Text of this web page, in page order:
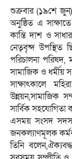
শুক্রবার (১৯শে
অনুষ্ঠিত এ
কান্তি দাশ ও
নেতৃবৃন্দ উপস্থিত
পরিচালনা পরিষদ,
সামাজিক ও ধর্মীয়
সাক্ষাৎকালে
উন্নয়ন,সামাজিক
সার্বিক সহযোগিতা
এসময় সংসদ
জনকল্যাণমূলক
তিনি